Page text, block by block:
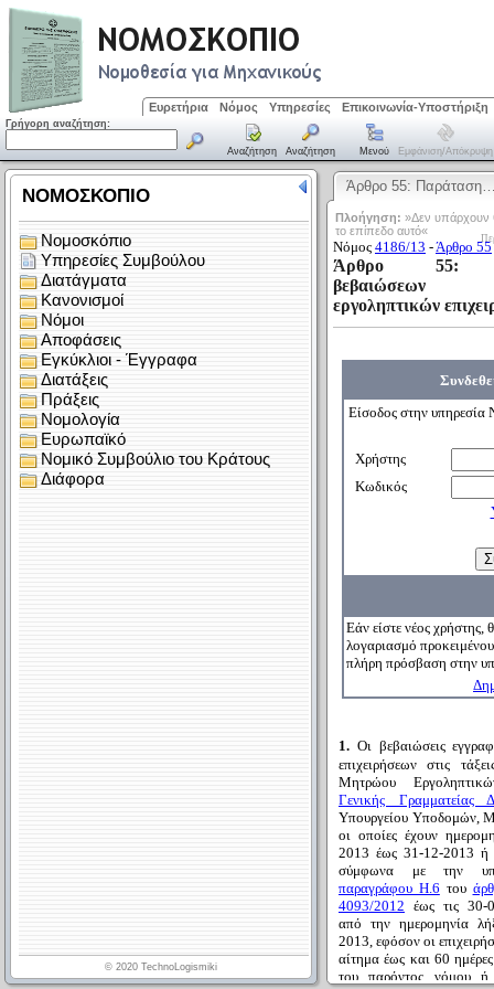
Ευρετήρια Νόμος Υπηρεσίες Επικοινωνία-Υποστήριξη
Γρήγορη αναζήτηση:
Αναζήτηση Αναζήτηση Μενού Εμφάνιση/απόκρυψη
Άρθρο 55: